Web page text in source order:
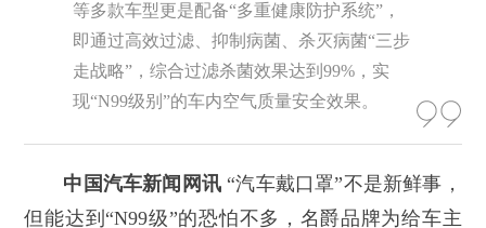
等多款车型更是配备“多重健康防护系统”，
即通过高效过滤、抑制病菌、杀灭病菌“三步
走战略”，综合过滤杀菌效果达到99%，实
现“N99级别”的车内空气质量安全效果。
中国汽车新闻网讯 “汽车戴口罩”不是新鲜事，
但能达到“N99级”的恐怕不多，名爵品牌为给车主